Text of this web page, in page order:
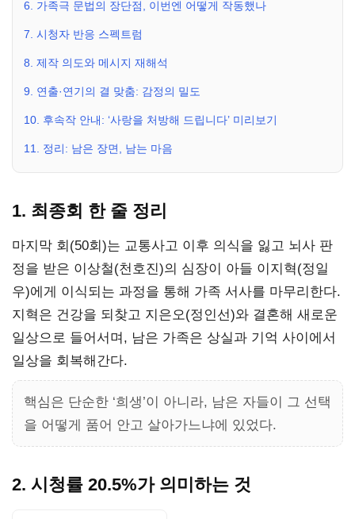
6. 가족극 문법의 장단점, 이번엔 어떻게 작동했나
7. 시청자 반응 스펙트럼
8. 제작 의도와 메시지 재해석
9. 연출·연기의 결 맞춤: 감정의 밀도
10. 후속작 안내: ‘사랑을 처방해 드립니다’ 미리보기
11. 정리: 남은 장면, 남는 마음
1. 최종회 한 줄 정리
마지막 회(50회)는 교통사고 이후 의식을 잃고 뇌사 판
정을 받은 이상철(천호진)의 심장이 아들 이지혁(정일
우)에게 이식되는 과정을 통해 가족 서사를 마무리한다.
지혁은 건강을 되찾고 지은오(정인선)와 결혼해 새로운
일상으로 들어서며, 남은 가족은 상실과 기억 사이에서
일상을 회복해간다.
핵심은 단순한 ‘희생’이 아니라, 남은 자들이 그 선택
을 어떻게 품어 안고 살아가느냐에 있었다.
2. 시청률 20.5%가 의미하는 것